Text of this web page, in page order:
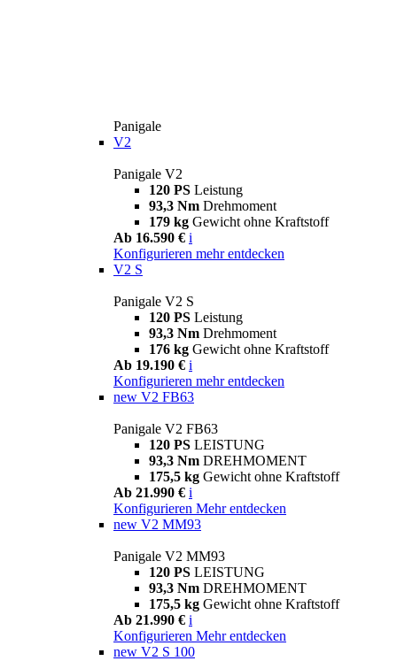
Panigale
V2
Panigale V2
120 PS Leistung
93,3 Nm Drehmoment
179 kg Gewicht ohne Kraftstoff
Ab 16.590 € i
Konfigurieren mehr entdecken
V2 S
Panigale V2 S
120 PS Leistung
93,3 Nm Drehmoment
176 kg Gewicht ohne Kraftstoff
Ab 19.190 € i
Konfigurieren mehr entdecken
new V2 FB63
Panigale V2 FB63
120 PS LEISTUNG
93,3 Nm DREHMOMENT
175,5 kg Gewicht ohne Kraftstoff
Ab 21.990 € i
Konfigurieren Mehr entdecken
new V2 MM93
Panigale V2 MM93
120 PS LEISTUNG
93,3 Nm DREHMOMENT
175,5 kg Gewicht ohne Kraftstoff
Ab 21.990 € i
Konfigurieren Mehr entdecken
new V2 S 100